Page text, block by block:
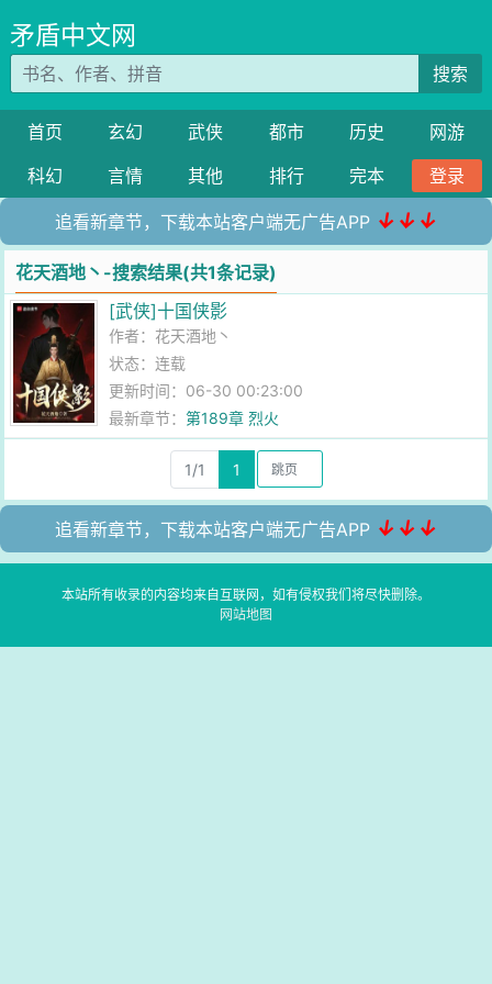
矛盾中文网
搜索
首页 玄幻 武侠 都市 历史
网游
科幻
言情 其他 排行 完本 登录
追看新章节，下载本站客户端无广告APP ↓↓↓
花天酒地丶-搜索结果(共1条记录)
[武侠]十国侠影
作者： 花天酒地丶
状态：连载
更新时间：06-30 00:23:00
最新章节：第189章 烈火
1/1 1
追看新章节，下载本站客户端无广告APP ↓↓↓
本站所有收录的内容均来自互联网，如有侵权我们将尽快删除。
网站地图